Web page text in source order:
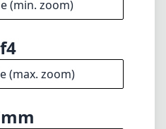
(min. zoom)
f4
(max. zoom)